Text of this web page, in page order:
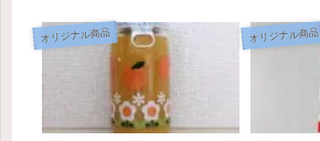
オリジナル商品 オリジナル商品